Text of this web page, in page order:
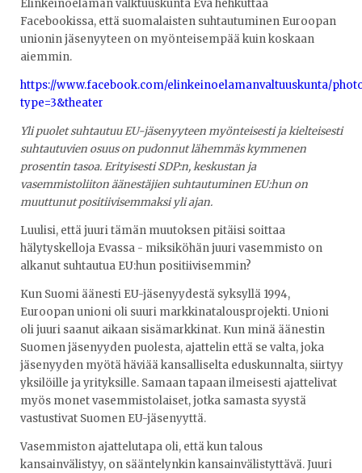
Elinkeinoelämän valktuuskunta Eva hehkuttaa
Facebookissa, että suomalaisten suhtautuminen Euroopan
unionin jäsenyyteen on myönteisempää kuin koskaan
aiemmin.
https://www.facebook.com/elinkeinoelamanvaltuuskunta/
type=3&theater
Yli puolet suhtautuu EU-jäsenyyteen myönteisesti ja kielteisesti
suhtautuvien osuus on pudonnut lähemmäs kymmenen
prosentin tasoa. Erityisesti SDP:n, keskustan ja
vasemmistoliiton äänestäjien suhtautuminen EU:hun on
muuttunut positiivisemmaksi yli ajan.
Luulisi, että juuri tämän muutoksen pitäisi soittaa
hälytyskelloja Evassa - miksiköhän juuri vasemmisto on
alkanut suhtautua EU:hun positiivisemmin?
Kun Suomi äänesti EU-jäsenyydestä syksyllä 1994,
Euroopan unioni oli suuri markkinatalousprojekti. Unioni
oli juuri saanut aikaan sisämarkkinat. Kun minä äänestin
Suomen jäsenyyden puolesta, ajattelin että se valta, joka
jäsenyyden myötä häviää kansalliselta eduskunnalta, siirtyy
yksilöille ja yrityksille. Samaan tapaan ilmeisesti ajattelivat
myös monet vasemmistolaiset, jotka samasta syystä
vastustivat Suomen EU-jäsenyyttä.
Vasemmiston ajattelutapa oli, että kun talous
kansainvälistyy, on sääntelynkin kansainvälistyttävä. Juuri